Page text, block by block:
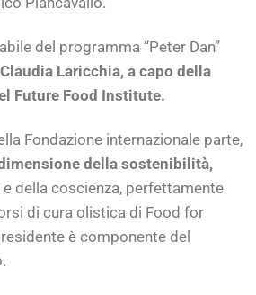
del programma “Peter Dan”
Laricchia, a capo della
Future Food Institute.
Fondazione internazionale parte,
della sostenibilità,
della coscienza, perfettamente
di cura olistica di Food for
è componente del